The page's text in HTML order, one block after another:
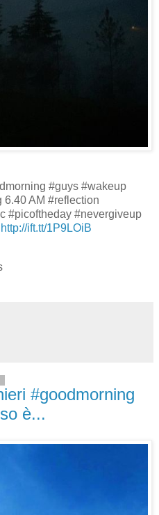
#guys #wakeup
AM #reflection
#picoftheday #nevergiveup
http://ift.tt/1P9LOiB
#goodmorning
è...